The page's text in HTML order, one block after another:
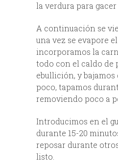
la verdura para
A continuación se
una vez se evapore
incorporamos la
todo con el caldo de
ebullición, y bajamos
poco, tapamos
removiendo poco a
Introducimos en el
durante 15-20
reposar durante
listo.